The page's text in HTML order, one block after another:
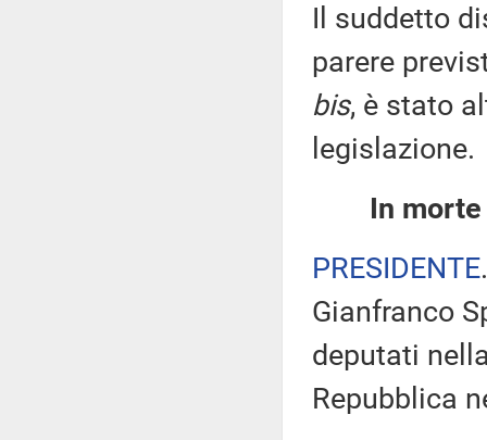
Il suddetto
parere
bis, è stato
legislazione.
In
PRESIDENTE
Gianfranco
deputati
Repubblica